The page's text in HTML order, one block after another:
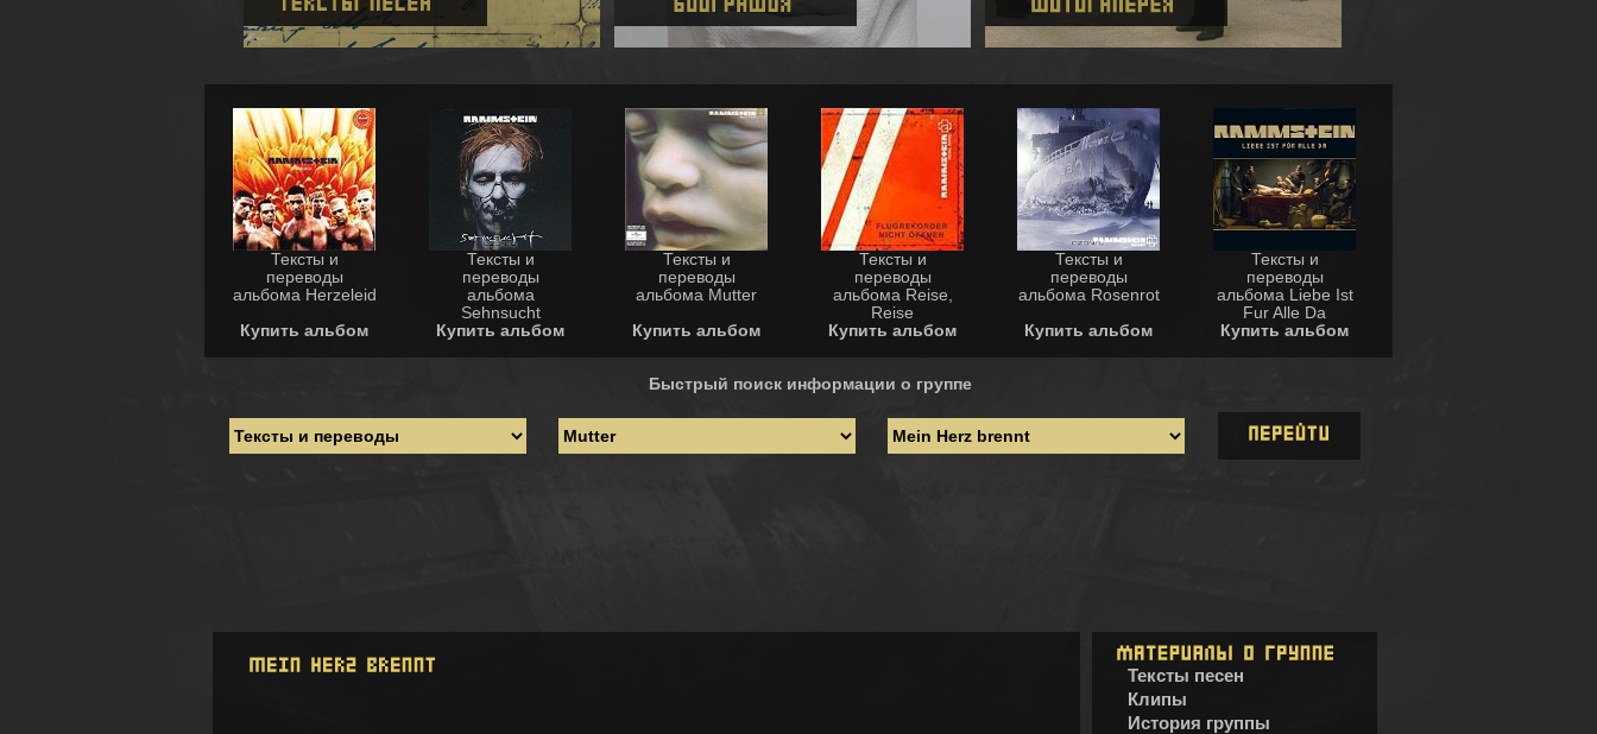
Тексты и
переводы
альбома Herzeleid
Купить альбом
Тексты и
переводы
альбома
Sehnsucht
Купить альбом
Тексты и
переводы
альбома Mutter
Купить альбом
Тексты и
переводы
альбома Reise,
Reise
Купить альбом
Тексты и
переводы
альбома Rosenrot
Купить альбом
Тексты и
переводы
альбома Liebe Ist
Fur Alle Da
Купить альбом
Быстрый поиск информации о группе
Тексты песен
Клипы
История группы